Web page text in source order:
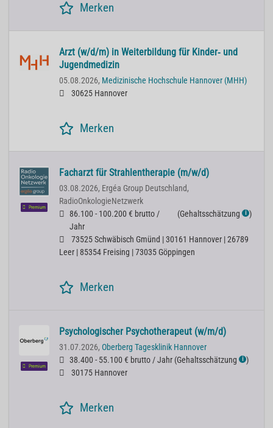
Merken
Arzt (w/d/m) in Weiterbildung für Kinder‐ und
Jugendmedizin
05.08.2026, Medizinische Hochschule Hannover (MHH)
30625 Hannover
Merken
Premium
Facharzt für Strahlentherapie (m/w/d)
03.08.2026, Ergéa Group Deutschland,
RadioOnkologieNetzwerk
86.100 - 100.200 € brutto /
Jahr
(Gehaltsschätzung ℹ )
73525 Schwäbisch Gmünd | 30161 Hannover | 26789
Leer | 85354 Freising | 73035 Göppingen
Merken
Premium
Psychologischer Psychotherapeut (w/m/d)
31.07.2026, Oberberg Tagesklinik Hannover
38.400 - 55.100 € brutto / Jahr (Gehaltsschätzung ℹ )
30175 Hannover
Merken